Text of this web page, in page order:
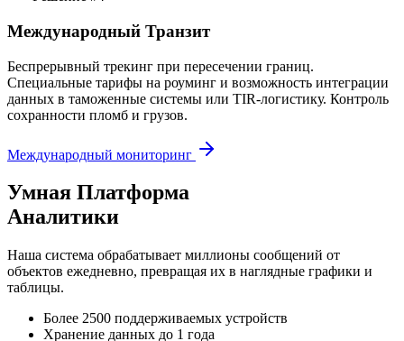
Международный Транзит
Беспрерывный трекинг при пересечении границ.
Специальные тарифы на роуминг и возможность интеграции
данных в таможенные системы или TIR-логистику. Контроль
сохранности пломб и грузов.
Международный мониторинг
Умная Платформа
Аналитики
Наша система обрабатывает миллионы сообщений от
объектов ежедневно, превращая их в наглядные графики и
таблицы.
Более 2500 поддерживаемых устройств
Хранение данных до 1 года